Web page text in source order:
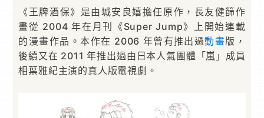
《王牌酒保》是由城安良嬉擔任原作，長友健篩作
畫從 2004 年在月刊《Super Jump》上開始連載
的漫畫作品。本作在 2006 年曾有推出過動畫版，
後續又在 2011 年推出過由日本人氣團體「嵐」成員
相葉雅紀主演的真人版電視劇。